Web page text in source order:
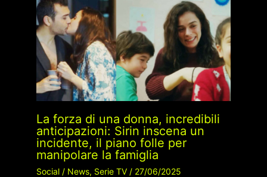
La forza di una donna, incredibili
anticipazioni: Sirin inscena un
incidente, il piano folle per
manipolare la famiglia
Social/ News, Serie TV/ 27/06/2025